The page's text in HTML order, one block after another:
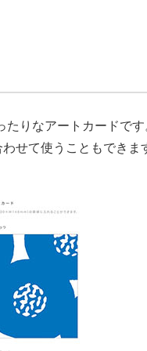
たりなアートカードです
せて使うこともできま